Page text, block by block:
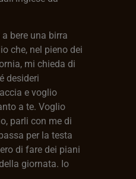
bere una birra
che, nel pieno dei
mi chieda di
desideri
e voglio
a te. Voglio
parli con me di
per la testa
di fare dei piani
giornata. Io